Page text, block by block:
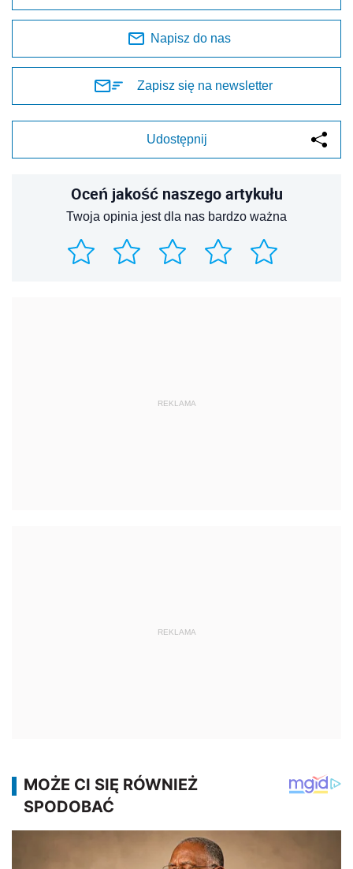
Napisz do nas
Zapisz się na newsletter
Udostępnij
Oceń jakość naszego artykułu
Twoja opinia jest dla nas bardzo ważna
REKLAMA
REKLAMA